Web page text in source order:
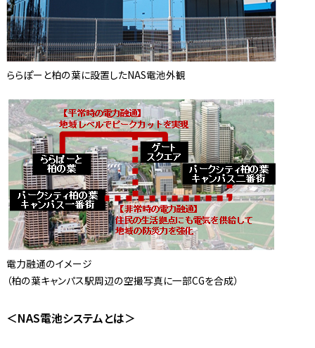
ららぽーと柏の葉に設置したNAS電池外観
電力融通のイメージ
（柏の葉キャンパス駅周辺の空撮写真に一部CGを合成）
＜NAS電池システムとは＞